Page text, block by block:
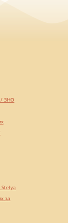
/ ЗНО
Stelya
за